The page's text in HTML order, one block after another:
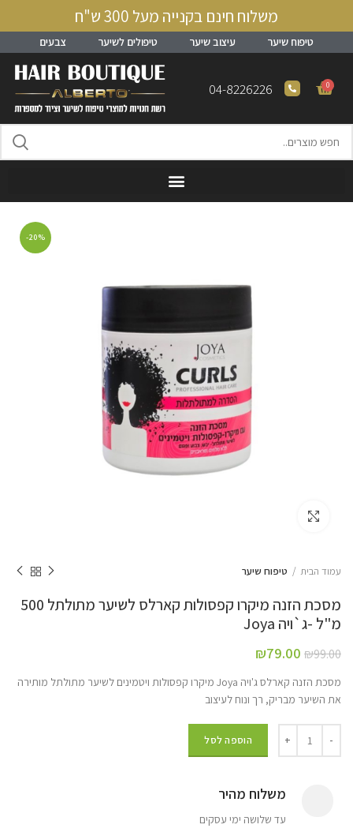
משלוח חינם בקנייה מעל 300 ש"ח
טיפוח שיער עיצוב שיער טיפולים לשיער צבעים
0
04-8226226
-20%
עמוד הבית טיפוח שיער
מסכת הזנה מיקרו קפסולות קארלס לשיער מתולתל 500
מ"ל -ג`ויה Joya
₪99.00
₪79.00
מסכת הזנה קארלס ג'ויה Joya מיקרו קפסולות ויטמינים לשיער מתולתל מותירה
את השיער מבריק, רך ונוח לעיצוב
הוספה לסל
משלוח מהיר
עד שלושה ימי עסקים